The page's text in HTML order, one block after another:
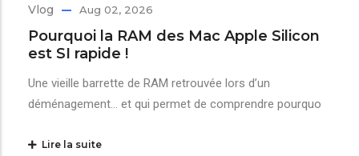
Vlog Aug 02, 2026
Pourquoi la RAM des Mac Apple Silicon
est SI rapide !
Une vieille barrette de RAM retrouvée lors d’un
déménagement… et qui permet de comprendre pourquo
Lire la suite